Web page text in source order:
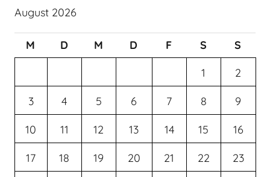
August 2026
M D M D F S
S
1
2
3 4 5 6 7 8 9
10 11 12 13 14 15 16
17 18 19 20 21 22 23